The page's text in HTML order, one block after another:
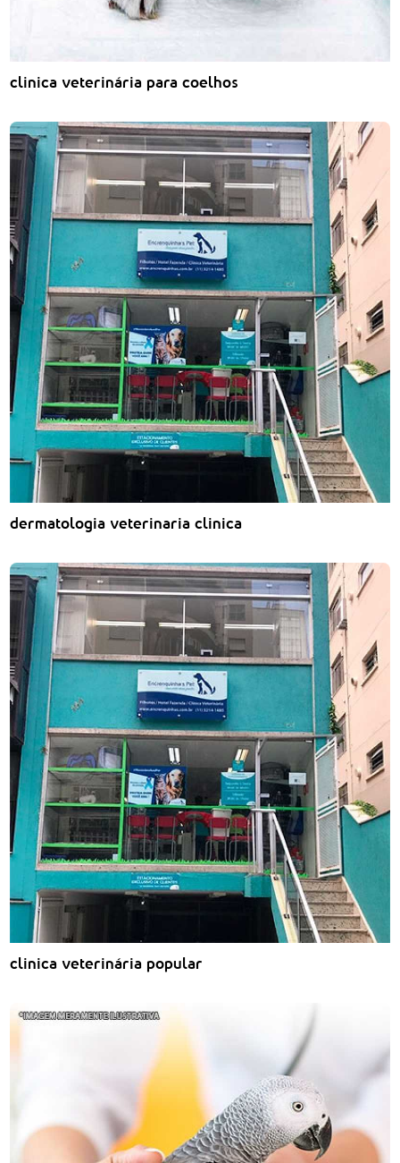
clinica veterinária para coelhos
dermatologia veterinaria clinica
clinica veterinária popular